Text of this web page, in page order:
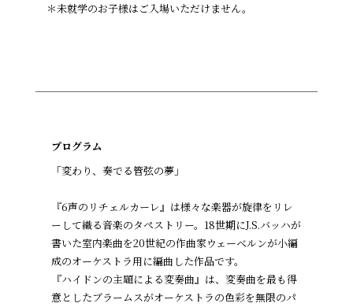
＊未就学のお子様はご入場いただけません。
プログラム
「変わり、奏でる管弦の夢」
『6声のリチェルカーレ』は様々な楽器が旋律をリレ
ーして織る音楽のタペストリー。18世期にJ.S.バッハが
書いた室内楽曲を20世紀の作曲家ウェーベルンが小編
成のオーケストラ用に編曲した作品です。
『ハイドンの主題による変奏曲』は、変奏曲を最も得
意としたブラームスがオーケストラの色彩を無限のパ